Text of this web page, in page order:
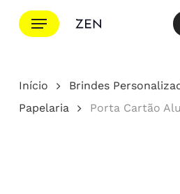
para
principal
Menu
Cotação
Início Brindes
Papelaria
Porta Cartão